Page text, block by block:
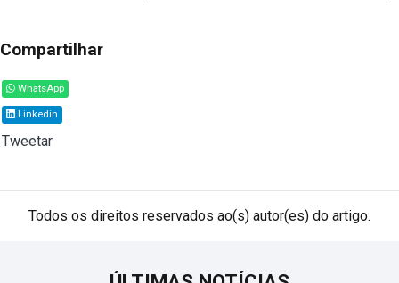
Compartilhar
WhatsApp
Linkedin
Tweetar
Todos os direitos reservados ao(s) autor(es) do artigo.